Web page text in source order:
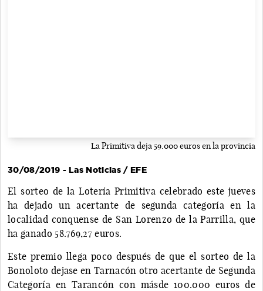
La Primitiva deja 59.000 euros en la provincia
30/08/2019 - Las Noticias / EFE
El sorteo de la Lotería Primitiva celebrado este jueves
ha dejado un acertante de segunda categoría en la
localidad conquense de San Lorenzo de la Parrilla, que
ha ganado 58.769,27 euros.
Este premio llega poco después de que el sorteo de la
Bonoloto dejase en Tarnacón otro acertante de Segunda
Categoría en Tarancón con másde 100.000 euros de